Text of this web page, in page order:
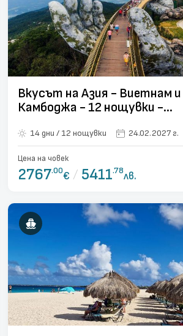
Вкусът на Азия - Виетнам и
Камбоджа - 12 нощувки -
14 дни / 12 нощувки 24.02.2027 г.
Цена на човек
2767.00€ / 5411.78лв.